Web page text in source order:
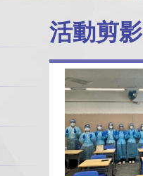
活動剪影